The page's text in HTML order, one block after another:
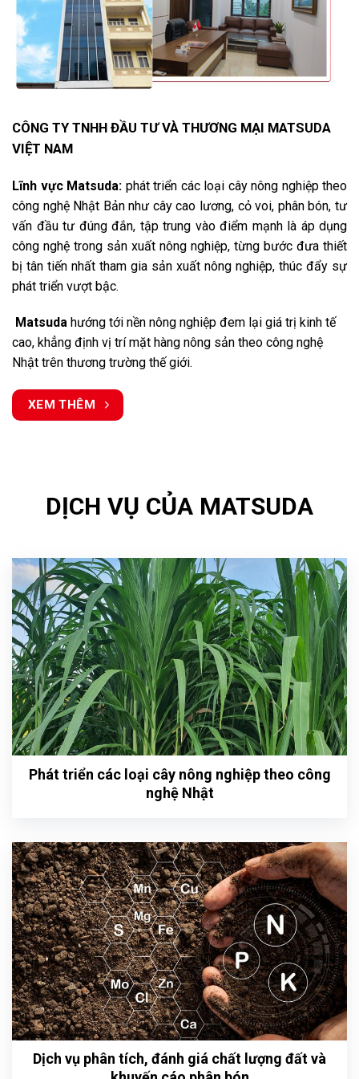
CÔNG TY TNHH ĐẦU TƯ VÀ THƯƠNG MẠI MATSUDA
VIỆT NAM
Lĩnh vực Matsuda: phát triển các loại cây nông nghiệp theo
công nghệ Nhật Bản như cây cao lương, cỏ voi, phân bón, tư
vấn đầu tư đúng đắn, tập trung vào điểm mạnh là áp dụng
công nghệ trong sản xuất nông nghiệp, từng bước đưa thiết
bị tân tiến nhất tham gia sản xuất nông nghiệp, thúc đẩy sự
phát triển vượt bậc.
Matsuda hướng tới nền nông nghiệp đem lại giá trị kinh tế
cao, khẳng định vị trí mặt hàng nông sản theo công nghệ
Nhật trên thương trường thế giới.
XEM THÊM
DỊCH VỤ CỦA MATSUDA
Phát triển các loại cây nông nghiệp theo công
nghệ Nhật
Dịch vụ phân tích, đánh giá chất lượng đất và